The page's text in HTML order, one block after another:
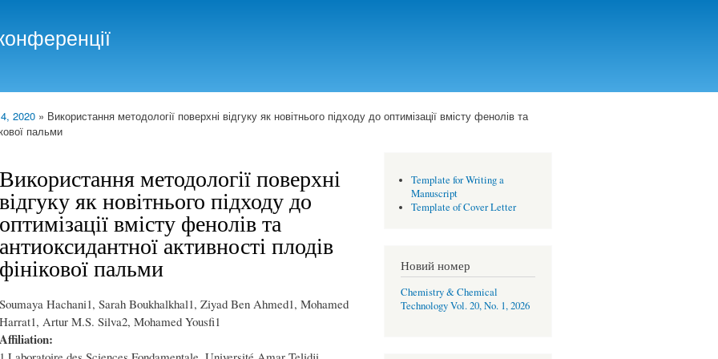
2020 » Використання методології поверхні відгуку як новітнього підходу до оптимізації вмісту фенолів та
пальми
Використання методології поверхні
відгуку як новітнього підходу до
оптимізації вмісту фенолів та
антиоксидантної активності плодів
фінікової пальми
Soumaya Hachani1, Sarah Boukhalkhal1, Ziyad Ben Ahmed1, Mohamed
Harrat1, Artur M.S. Silva2, Mohamed Yousfi1
Affiliation:
Template for Writing a
Manuscript
Template of Cover Letter
Новий номер
Chemistry & Chemical
Technology Vol. 20, No. 1, 2026